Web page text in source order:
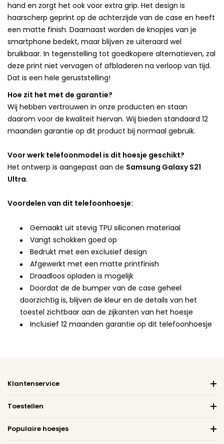
hand en zorgt het ook voor extra grip. Het design is
haarscherp geprint op de achterzijde van de case en heeft
een matte finish. Daarnaast worden de knopjes van je
smartphone bedekt, maar blijven ze uiteraard wel
bruikbaar. In tegenstelling tot goedkopere alternatieven, zal
deze print niet vervagen of afbladeren na verloop van tijd.
Dat is een hele geruststelling!
Hoe zit het met de garantie?
Wij hebben vertrouwen in onze producten en staan
daarom voor de kwaliteit hiervan. Wij bieden standaard 12
maanden garantie op dit product bij normaal gebruik.
Voor werk telefoonmodel is dit hoesje geschikt?
Het ontwerp is aangepast aan de Samsung Galaxy S21
Ultra.
Voordelen van dit telefoonhoesje:
Gemaakt uit stevig TPU siliconen materiaal
Vangt schokken goed op
Bedrukt met een exclusief design
Afgewerkt met een matte printfinish
Draadloos opladen is mogelijk
Doordat de de bumper van de case geheel
doorzichtig is, blijven de kleur en de details van het
toestel zichtbaar aan de zijkanten van het hoesje
Inclusief 12 maanden garantie op dit telefoonhoesje
Klantenservice
Toestellen
Populaire hoesjes